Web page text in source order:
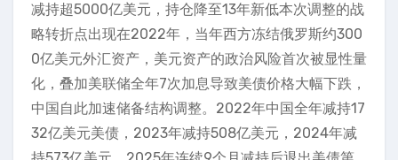
减持超5000亿美元，持仓降至13年新低本次调整的战
略转折点出现在2022年，当年西方冻结俄罗斯约300
0亿美元外汇资产，美元资产的政治风险首次被显性量
化，叠加美联储全年7次加息导致美债价格大幅下跌，
中国自此加速储备结构调整。2022年中国全年减持17
32亿美元美债，2023年减持508亿美元，2024年减